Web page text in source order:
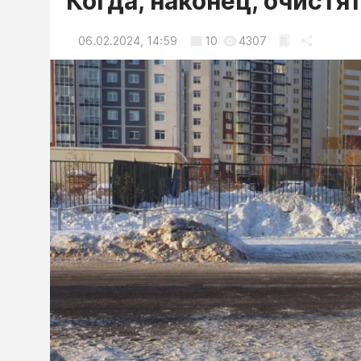
06.02.2024, 14:59 10 4307